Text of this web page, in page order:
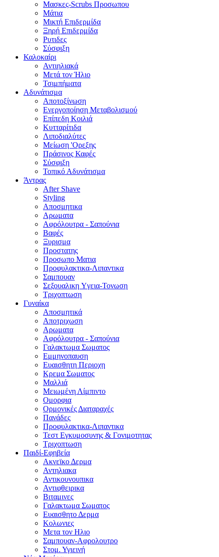
Μασκες-Scrubs Προσωπου
Μάτια
Μικτή Επιδερμίδα
Ξηρή Επιδερμίδα
Ρυτιδες
Σύσφιξη
Καλοκαίρι
Αντιηλιακά
Μετά τον Ήλιο
Τσιμπήματα
Αδυνάτισμα
Αποτοξίνωση
Ενεργοποίηση Μεταβολισμού
Επίπεδη Κοιλιά
Κυτταρίτιδα
Λιποδιαλύτες
Μείωση 'Ορεξης
Πράσινος Καφές
Σύσφιξη
Τοπικό Αδυνάτισμα
Άντρας
After Shave
Styling
Αποσμητικα
Αρωματα
Αφρόλουτρα - Σαπούνια
Βαφές
Ξυρισμα
Προστατης
Προσωπο Ματια
Προφυλακτικα-Λιπαντικα
Σαμπουαν
Σεξουαλικη Yγεια-Τονωση
Τριχοπτωση
Γυναίκα
Αποσμητικά
Αποτριχωση
Αρωματα
Αφρόλουτρα - Σαπούνια
Γαλακτωμα Σωματος
Εμμηνοπαυση
Ευαισθητη Περιοχη
Κρεμα Σωματος
Μαλλιά
Μειωμένη Λίμπιντο
Ομορφια
Ορμονικές Διαταραχές
Πανάδες
Προφυλακτικα-Λιπαντικα
Τεστ Εγκυμοσυνης & Γονιμοτητας
Τριχοπτωση
Παιδί-Εφηβεία
Ακνεϊκο Δερμα
Αντηλιακα
Αντικουνουπικα
Αντιφθειρικα
Βιταμινες
Γαλακτωμα Σωματος
Ευαισθητο Δερμα
Κολωνιες
Μετα τον Ηλιο
Σαμπουαν-Αφρολουτρο
Στομ. Υγιεινή